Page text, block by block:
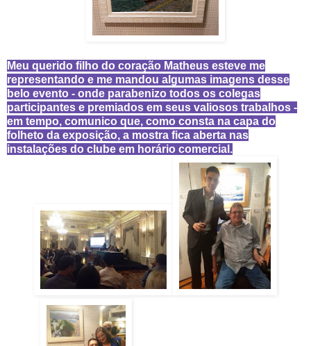
Meu querido filho do coração Matheus esteve me
representando e me mandou algumas imagens desse
belo evento - onde parabenizo todos os colegas
participantes e premiados em seus valiosos trabalhos -
em tempo, comunico que, como consta na capa do
folheto da exposição, a mostra fica aberta nas
instalações do clube em horário comercial.